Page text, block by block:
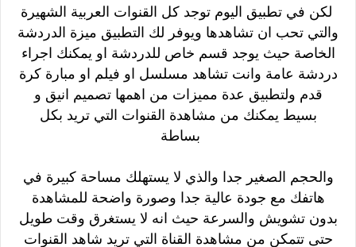
لكن في تطبيق اليوم توجد كل القنوات العربية الشهيرة
والتي تحب ان تشاهدها ويوفر لك التطبيق ميزة الدردشة
الخاصة حيث يوجد قسم خاص للدردشة او يمكنك اجراء
دردشة عامة وانت تشاهد مسلسل او فيلم او مبارة كرة
قدم ولتطبيق عدة مميزات من اهمها تصميم انيق و
بسيط يمكنك من مشاهدة القنوات التي تريد بكل
بساطة
والحجم الصغير جدا والذي لا يستهلك مساحة كبيرة في
هاتفك مع جودة عالية جدا وصورة واضحة للمشاهدة
بدون تشويش والسرعة حيث انه لا يستغرق وقت طويل
حتى تتمكن من مشاهدة القناة التي تريد شاهد القنوات